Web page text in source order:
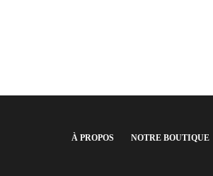
À PROPOS NOTRE BOUTIQUE